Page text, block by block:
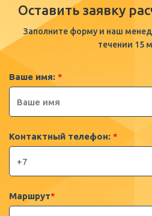
Оставить заявку
Заполните форму и наш
течении 15
Ваше имя: *
Контактный телефон: *
Маршрут*